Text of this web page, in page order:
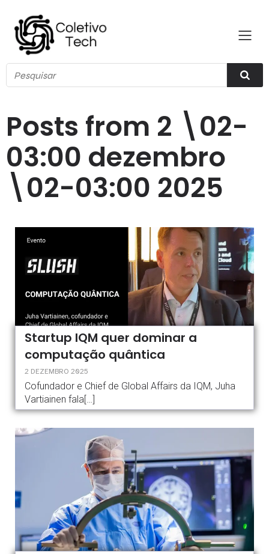
Posts from 2 \02-
03:00 dezembro
\02-03:00 2025
Startup IQM quer dominar a
computação quântica
2 DEZEMBRO 2025
Cofundador e Chief de Global Affairs da IQM, Juha
Vartiainen fala[…]